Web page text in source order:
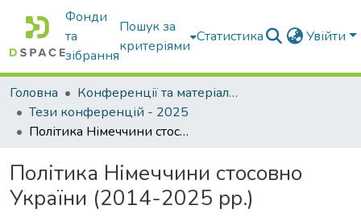
Фонди
та
зібрання
Пошук за
критеріями
Статистика Увійти
Головна
Конференції та матеріали конференцій
Тези конференцій - 2025
Політика Німеччини стосовно України (2014-2025 рр.)
Політика Німеччини стосовно
України (2014-2025 рр.)